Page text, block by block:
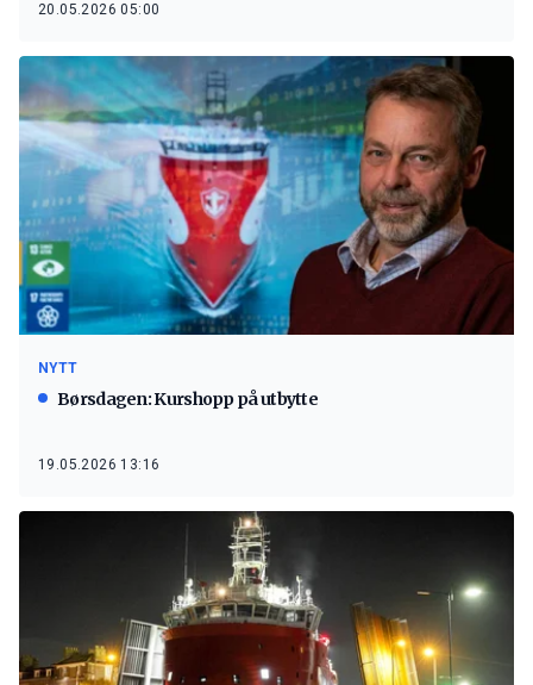
20.05.2026 05:00
NYTT
Børsdagen: Kurshopp på utbytte
19.05.2026 13:16